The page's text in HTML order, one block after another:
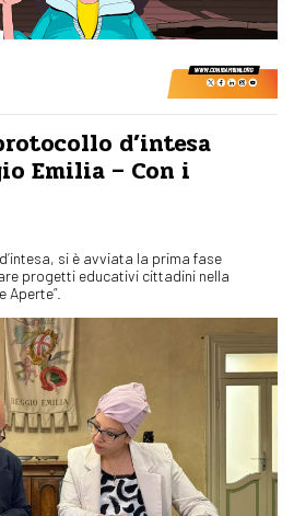
d’intesa
Emilia – Con i
si è avviata la prima fase
progetti educativi cittadini nella
Aperte”.